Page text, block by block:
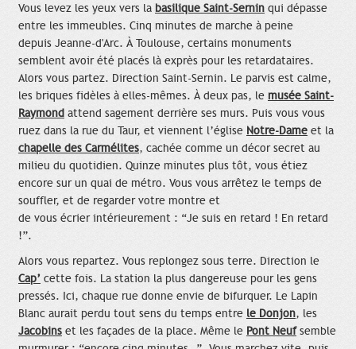
Vous levez les yeux vers la basilique Saint-Sernin qui dépasse
entre les immeubles. Cinq minutes de marche à peine
depuis Jeanne-d'Arc. À Toulouse, certains monuments
semblent avoir été placés là exprès pour les retardataires.
Alors vous partez. Direction Saint-Sernin. Le parvis est calme,
les briques fidèles à elles-mêmes. À deux pas, le musée Saint-
Raymond attend sagement derrière ses murs. Puis vous vous
ruez dans la rue du Taur, et viennent l’église Notre-Dame et la
chapelle des Carmélites, cachée comme un décor secret au
milieu du quotidien. Quinze minutes plus tôt, vous étiez
encore sur un quai de métro. Vous vous arrêtez le temps de
souffler, et de regarder votre montre et
de vous écrier intérieurement : “Je suis en retard ! En retard
!”.
Alors vous repartez. Vous replongez sous terre. Direction le
Cap’ cette fois. La station la plus dangereuse pour les gens
pressés. Ici, chaque rue donne envie de bifurquer. Le Lapin
Blanc aurait perdu tout sens du temps entre le Donjon, les
Jacobins et les façades de la place. Même le Pont Neufsemble